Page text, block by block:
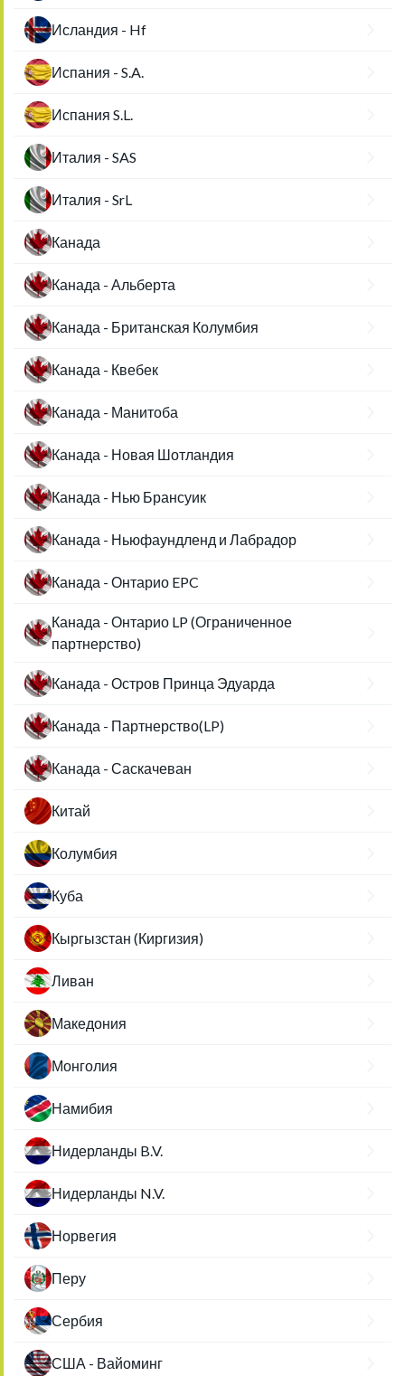
Исландия - Hf
Испания - S.A.
Испания S.L.
Италия - SAS
Италия - SrL
Канада
Канада - Альберта
Канада - Британская Колумбия
Канада - Квебек
Канада - Манитоба
Канада - Новая Шотландия
Канада - Нью Брансуик
Канада - Ньюфаундленд и Лабрадор
Канада - Онтарио EPC
Канада - Онтарио LP (Ограниченное
партнерство)
Канада - Остров Принца Эдуарда
Канада - Партнерство(LP)
Канада - Саскачеван
Китай
Колумбия
Куба
Кыргызстан (Киргизия)
Ливан
Македония
Монголия
Намибия
Нидерланды B.V.
Нидерланды N.V.
Норвегия
Перу
Сербия
США - Вайоминг